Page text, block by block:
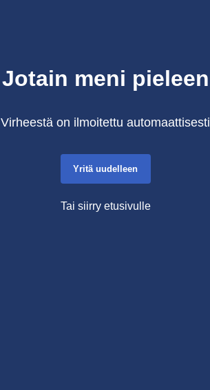
Jotain meni pieleen
Virheestä on ilmoitettu automaattisesti
Yritä uudelleen
Tai siirry etusivulle